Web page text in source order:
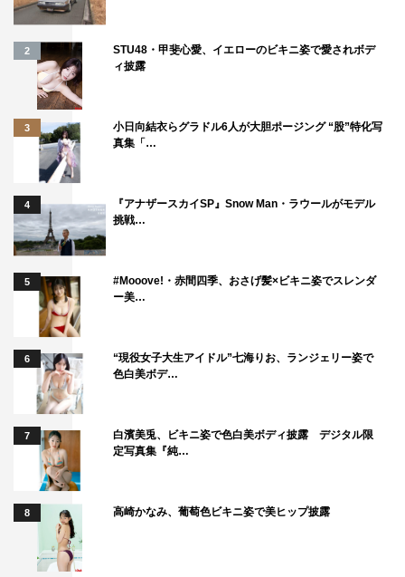
2
STU48・甲斐心愛、イエローのビキニ姿で愛されボデ
ィ披露
3
小日向結衣らグラドル6人が大胆ポージング “股”特化写
真集「…
4
『アナザースカイSP』Snow Man・ラウールがモデル
挑戦…
5
#Mooove!・赤間四季、おさげ髪×ビキニ姿でスレンダ
ー美…
6
“現役女子大生アイドル”七海りお、ランジェリー姿で
色白美ボデ…
7
白濱美兎、ビキニ姿で色白美ボディ披露 デジタル限
定写真集『純…
8 高崎かなみ、葡萄色ビキニ姿で美ヒップ披露